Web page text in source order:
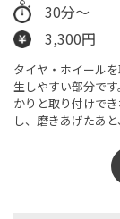
30分〜
3,300円
タイヤ・ホイール
生しやすい部分で
かりと取り付けで
し、磨きあげたあ